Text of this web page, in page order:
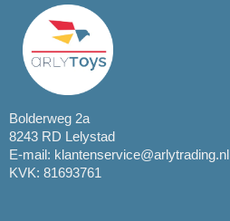
Bolderweg 2a
8243 RD Lelystad
E-mail: klantenservice@arlytrading.nl
KVK: 81693761